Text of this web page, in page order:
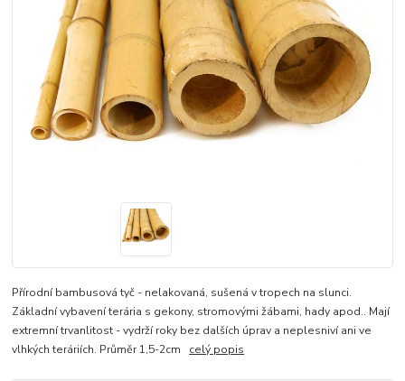
Přírodní bambusová tyč - nelakovaná, sušená v tropech na slunci.
Základní vybavení terária s gekony, stromovými žábami, hady apod.. Mají
extremní trvanlitost - vydrží roky bez dalších úprav a neplesniví ani ve
vlhkých teráriích. Průměr 1,5-2cm celý popis